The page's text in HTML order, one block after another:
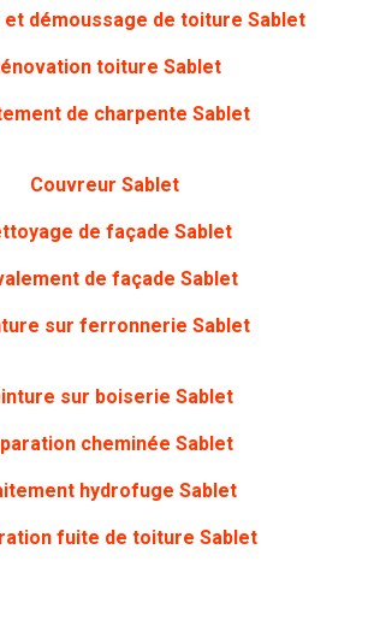
démoussage de toiture Sablet
toiture Sablet
de charpente Sablet
Couvreur Sablet
de façade Sablet
de façade Sablet
sur ferronnerie Sablet
sur boiserie Sablet
cheminée Sablet
hydrofuge Sablet
fuite de toiture Sablet